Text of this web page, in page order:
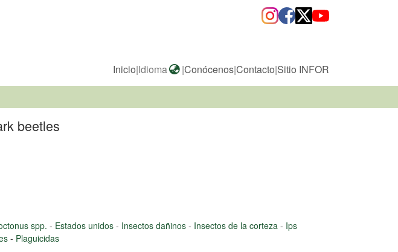
Inicio|Idioma |Conócenos|Contacto|Sitio INFOR
beetles
spp. - Estados unidos - Insectos dañinos - Insectos de la corteza - Ips
- Plaguicidas